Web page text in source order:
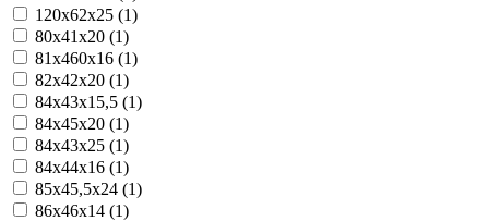
120х62х25 (1)
80x41x20 (1)
81x460x16 (1)
82х42х20 (1)
84x43х15,5 (1)
84x45х20 (1)
84х43х25 (1)
84х44х16 (1)
85x45,5x24 (1)
86x46x14 (1)